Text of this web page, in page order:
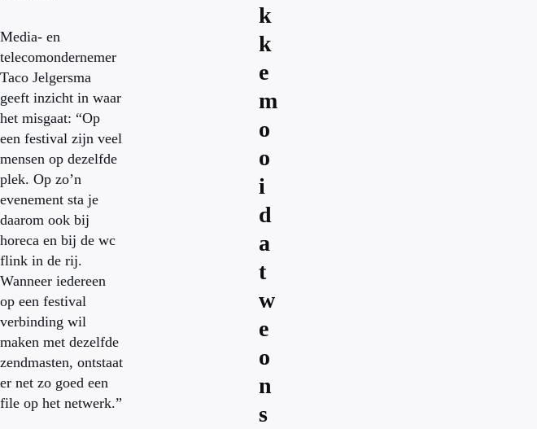
Media- en
telecomondernemer
Taco Jelgersma
geeft inzicht in waar
het misgaat: “Op
een festival zijn veel
mensen op dezelfde
plek. Op zo’n
evenement sta je
daarom ook bij
horeca en bij de wc
flink in de rij.
Wanneer iedereen
op een festival
verbinding wil
maken met dezelfde
zendmasten, ontstaat
er net zo goed een
file op het netwerk.”
k
k
e
m
o
o
i
d
a
t
w
e
o
n
s